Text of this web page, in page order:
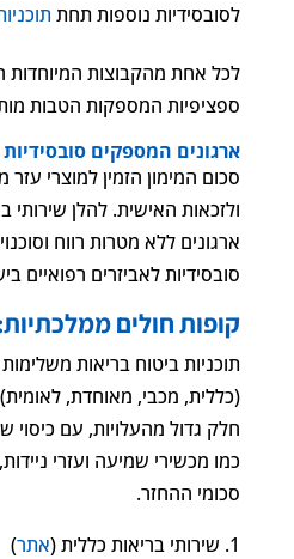
לסובסידיות נוספות תחת
לכל אחת מהקבוצות המיוחדות
ספציפיות המספקות הטבות
ארגונים המספקים סובסידיות
סכום המימון הזמין למוצרי
ולזכאות האישית. להלן שירותי
ארגונים ללא מטרות רווח
סובסידיות לאביזרים רפואיים
קופות חולים
תוכניות ביטוח בריאות
(כללית, מכבי, מאוחדת,
כמו מכשירי שמיעה ועזרי
סכומי ההחזר.
שירותי בריאות כללית (אתר)